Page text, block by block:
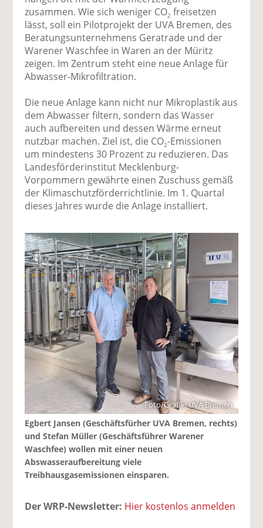
uf
F
ac
e
b
o
te
il
e
n
wi
tt
er
n
Li
n
k
e
di
te
il
e
n
E
m
ai
l
v
se
n
d
e
n
e
zusammen. Wie sich weniger CO2 freisetzen
lässt, soll ein Pilotprojekt der UVA Bremen, des
Beratungsunternehmens Geratrade und der
Warener Waschfee in Waren an der Müritz
zeigen. Im Zentrum steht eine neue Anlage für
Abwasser-Mikrofiltration.
Die neue Anlage kann nicht nur Mikroplastik aus
dem Abwasser filtern, sondern das Wasser
auch aufbereiten und dessen Wärme erneut
nutzbar machen. Ziel ist, die CO2-Emissionen
um mindestens 30 Prozent zu reduzieren. Das
Landesförderinstitut Mecklenburg-
Vorpommern gewährte einen Zuschuss gemäß
der Klimaschutzförderrichtlinie. Im 1. Quartal
dieses Jahres wurde die Anlage installiert.
Foto/Grafik: UVA Bremen
Egbert Jansen (Geschäftsfürher UVA Bremen, rechts)
und Stefan Müller (Geschäftsführer Warener
Waschfee) wollen mit einer neuen
Abswasseraufbereitung viele
Treibhausgasemissionen einsparen.
Der WRP-Newsletter: Hier kostenlos anmelden